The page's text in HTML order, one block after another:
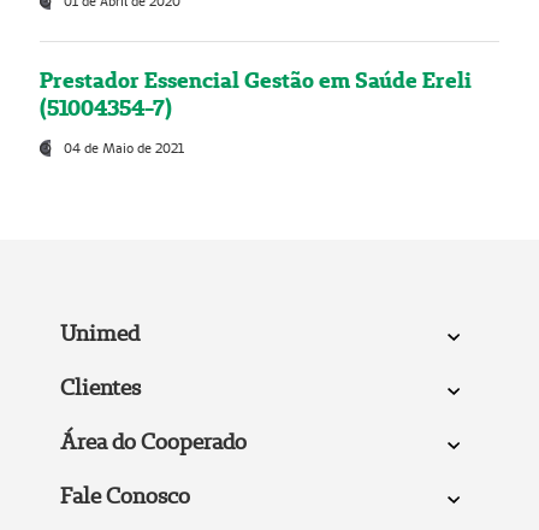
Prestador Essencial Gestão em Saúde Ereli
(51004354-7)
04 de Maio de 2021
Unimed
Clientes
Área do Cooperado
Fale Conosco